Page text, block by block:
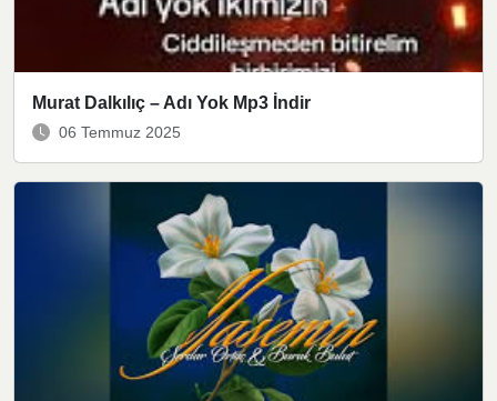
Murat Dalkılıç – Adı Yok Mp3 İndir
06 Temmuz 2025